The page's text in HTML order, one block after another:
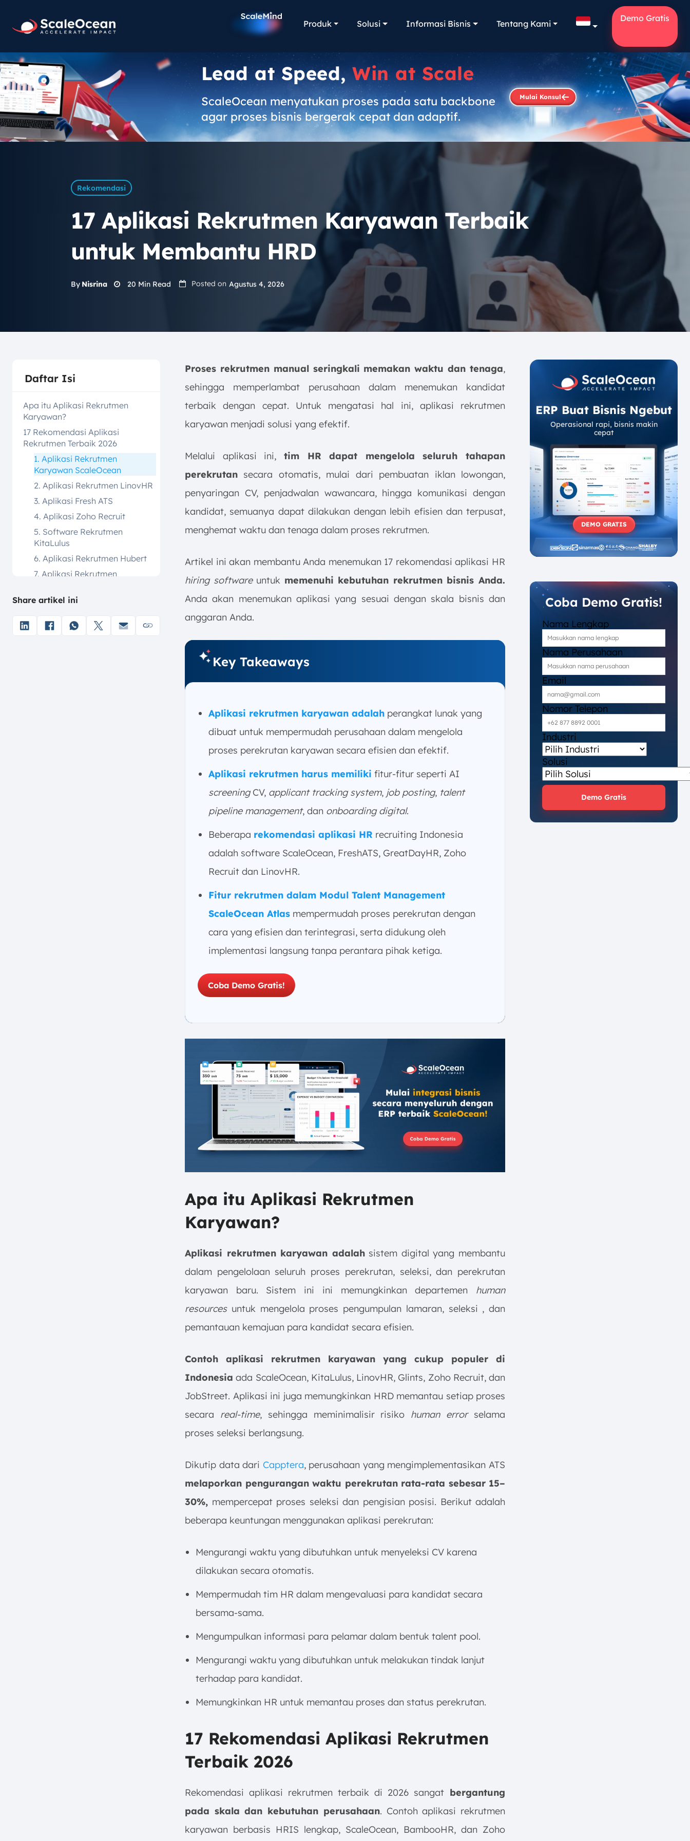
Produk Solusi Informasi Bisnis Tentang Kami
Demo Gratis
Lead at Speed,Win at Scale
ScaleOcean menyatukan proses pada satu backbone
agar proses bisnis bergerak cepat dan adaptif.
Mulai Konsul
Rekomendasi
17 Aplikasi Rekrutmen Karyawan Terbaik
untuk Membantu HRD
By Nisrina 20 Min Read Posted on Agustus 4, 2026
Daftar Isi
Apa itu Aplikasi Rekrutmen
Karyawan?
17 Rekomendasi Aplikasi
Rekrutmen Terbaik 2026
1. Aplikasi Rekrutmen
Karyawan ScaleOcean
2. Aplikasi Rekrutmen LinovHR
3. Aplikasi Fresh ATS
4. Aplikasi Zoho Recruit
5. Software Rekrutmen
KitaLulus
6. Aplikasi Rekrutmen Hubert
7. Aplikasi Rekrutmen
8. Software Rekrutmen
9. Aplikasi Rekrutmen
Karyawan Online Greenhouse
Share artikel ini
Proses rekrutmen manual seringkali memakan waktu dan tenaga,
sehingga memperlambat perusahaan dalam menemukan kandidat
terbaik dengan cepat. Untuk mengatasi hal ini, aplikasi rekrutmen
karyawan menjadi solusi yang efektif.
Melalui aplikasi ini, tim HR dapat mengelola seluruh tahapan
perekrutan secara otomatis, mulai dari pembuatan iklan lowongan,
penyaringan CV, penjadwalan wawancara, hingga komunikasi dengan
kandidat, semuanya dapat dilakukan dengan lebih efisien dan terpusat,
menghemat waktu dan tenaga dalam proses rekrutmen.
Artikel ini akan membantu Anda menemukan 17 rekomendasi aplikasi HR
hiring softwareuntuk memenuhi kebutuhan rekrutmen bisnis Anda.
Anda akan menemukan aplikasi yang sesuai dengan skala bisnis dan
anggaran Anda.
Key Takeaways
Aplikasi rekrutmen karyawan adalah perangkat lunak yang
dibuat untuk mempermudah perusahaan dalam mengelola
proses perekrutan karyawan secara efisien dan efektif.
Aplikasi rekrutmen harus memiliki fitur-fitur seperti AI
screeningCV, applicant tracking system, job posting, talent
pipeline management, dan onboarding digital.
Beberapa rekomendasi aplikasi HR recruiting Indonesia
adalah software ScaleOcean, FreshATS, GreatDayHR, Zoho
Recruit dan LinovHR.
Fitur rekrutmen dalam Modul Talent Management
ScaleOcean Atlas mempermudah proses perekrutan dengan
cara yang efisien dan terintegrasi, serta didukung oleh
implementasi langsung tanpa perantara pihak ketiga.
Coba Demo Gratis!
Apa itu Aplikasi Rekrutmen
Karyawan?
Aplikasi rekrutmen karyawan adalahsistem digital yang membantu
dalam pengelolaan seluruh proses perekrutan, seleksi, dan perekrutan
karyawan baru. Sistem ini ini memungkinkan departemen human
resourcesuntuk mengelola proses pengumpulan lamaran, seleksi , dan
pemantauan kemajuan para kandidat secara efisien.
Contoh aplikasi rekrutmen karyawan yang cukup populer di
Indonesia ada ScaleOcean, KitaLulus, LinovHR, Glints, Zoho Recruit, dan
JobStreet. Aplikasi ini juga memungkinkan HRD memantau setiap proses
secara real-time, sehingga meminimalisir risiko human errorselama
proses seleksi berlangsung.
Dikutip data dari Capptera, perusahaan yang mengimplementasikan ATS
melaporkan pengurangan waktu perekrutan rata-rata sebesar 15–
30%, mempercepat proses seleksi dan pengisian posisi. Berikut adalah
beberapa keuntungan menggunakan aplikasi perekrutan:
Mengurangi waktu yang dibutuhkan untuk menyeleksi CV karena
dilakukan secara otomatis.
Mempermudah tim HR dalam mengevaluasi para kandidat secara
bersama-sama.
Mengumpulkan informasi para pelamar dalam bentuk talent pool.
Mengurangi waktu yang dibutuhkan untuk melakukan tindak lanjut
terhadap para kandidat.
Memungkinkan HR untuk memantau proses dan status perekrutan.
17 Rekomendasi Aplikasi Rekrutmen
Terbaik 2026
Rekomendasi aplikasi rekrutmen terbaik di 2026 sangat bergantung
pada skala dan kebutuhan perusahaan. Contoh aplikasi rekrutmen
karyawan berbasis HRIS lengkap, ScaleOcean, BambooHR, dan Zoho
ERP Buat Bisnis Ngebut
Operasional rapi, bisnis makin
cepat
DEMO GRATIS
Coba Demo Gratis!
Nama Lengkap
Nama Perusahaan
Email
Nomor Telepon
Industri
Solusi
Demo Gratis